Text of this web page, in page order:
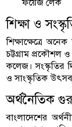
ফয়েজ লেক
শিক্ষা ও
শিক্ষাক্ষেত্রে
চট্টগ্রাম প্রকৌশল ও
কলেজ। সংস্কৃতির
ও সাংস্কৃতিক
অর্থনৈতিক
বাংলাদেশের